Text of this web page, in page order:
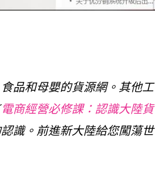
品和母嬰的貨源網。其他工
電商經營必修課：認識大陸貨
識。前進新大陸給您闖蕩世